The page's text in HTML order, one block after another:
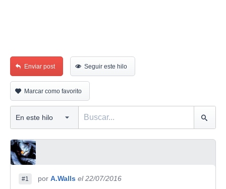
Enviar post Seguir este hilo
Marcar como favorito
#1 por A.Walls el 22/07/2016